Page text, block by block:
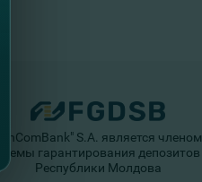
"FinComBank" S.A. является членом
Схемы гарантирования депозитов
Республики Молдова